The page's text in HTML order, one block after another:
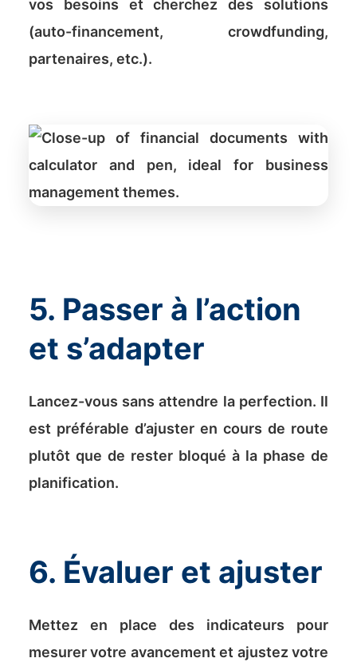
vos besoins et cherchez des solutions
(auto-financement, crowdfunding,
partenaires, etc.).
5. Passer à l’action
et s’adapter
Lancez-vous sans attendre la perfection. Il
est préférable d’ajuster en cours de route
plutôt que de rester bloqué à la phase de
planification.
6. Évaluer et ajuster
Mettez en place des indicateurs pour
mesurer votre avancement et ajustez votre